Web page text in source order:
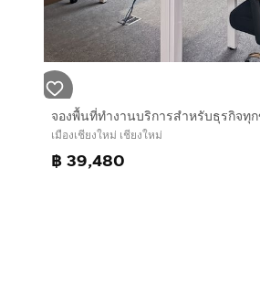
จองพื้นที่ทำงานบริการสำหรับธุรกิจทุ
เมืองเชียงใหม่ เชียงใหม่
฿ 39,480